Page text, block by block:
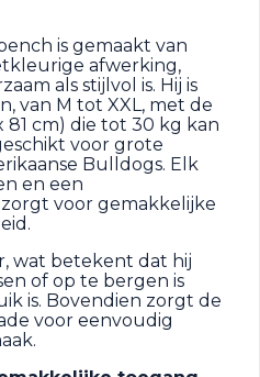
is gemaakt van
afwerking,
als stijlvol is. Hij is
van M tot XXL, met de
81 cm) die tot 30 kg kan
voor grote
Bulldogs. Elk
en een
voor gemakkelijke
wat betekent dat hij
of op te bergen is
is. Bovendien zorgt de
voor eenvoudig